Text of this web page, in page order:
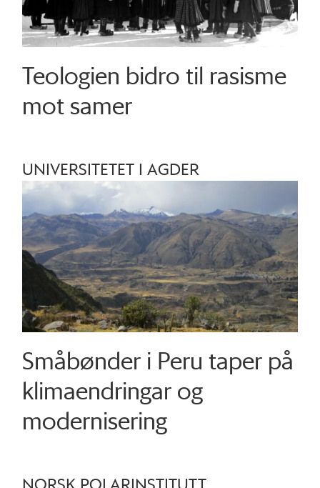
Teologien bidro til rasisme
mot samer
UNIVERSITETET I AGDER
Småbønder i Peru taper på
klimaendringar og
modernisering
NORSK POLARINSTITUTT